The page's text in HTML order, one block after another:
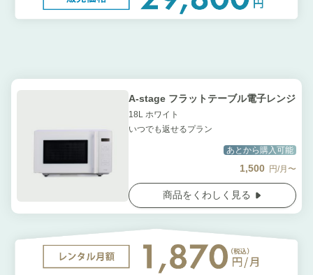
A-stage フラットテーブル電子レンジ
18L ホワイト
いつでも返せるプラン
あとから購入可能
1,500 円/月〜
商品をくわしく見る